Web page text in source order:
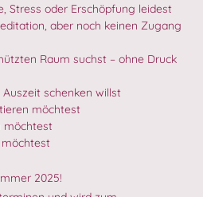
Stress oder Erschöpfung leidest
aber noch keinen Zugang
Raum suchst – ohne Druck
schenken willst
möchtest
möchtest
2025!